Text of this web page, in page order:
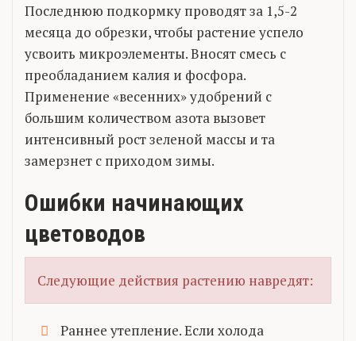
Последнюю подкормку проводят за 1,5-2
месяца до обрезки, чтобы растение успело
усвоить микроэлементы. Вносят смесь с
преобладанием калия и фосфора.
Применение «весенних» удобрений с
большим количеством азота вызовет
интенсивный рост зеленой массы и та
замерзнет с приходом зимы.
Ошибки начинающих
цветоводов
Следующие действия растению навредят:
Раннее утепление. Если холода